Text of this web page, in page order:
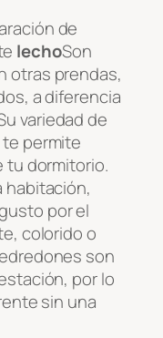
de
lechoSon
otras prendas,
a diferencia
variedad de
permite
tu dormitorio.
habitación,
por el
colorido o
son
por lo
sin una